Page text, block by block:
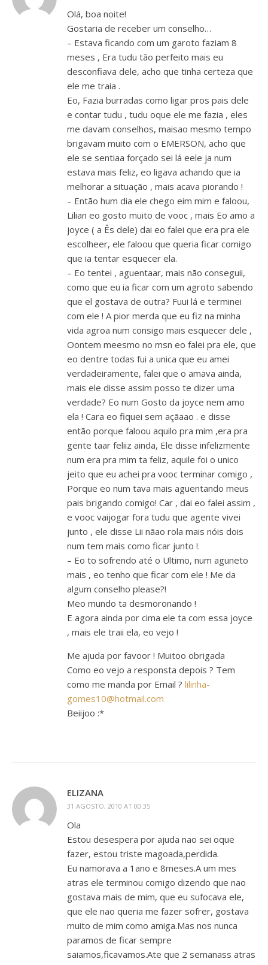
Olá, boa noite!
Gostaria de receber um conselho…
– Estava ficando com um garoto faziam 8
meses , Era tudu tão perfeito mais eu
desconfiava dele, acho que tinha certeza que
ele me traia .
Eo, Fazia burradas como ligar pros pais dele
e contar tudu , tudu oque ele me fazia , eles
me davam conselhos, maisao mesmo tempo
brigavam muito com o EMERSON, acho que
ele se sentiaa forçado sei lá eele ja num
estava mais feliz, eo ligava achando que ia
melhorar a situação , mais acava piorando !
– Então hum dia ele chego eim mim e faloou,
Lilian eo gosto muito de vooc , mais Eo amo a
joyce ( a Ês dele) dai eo falei que era pra ele
escolheer, ele faloou que queria ficar comigo
que ia tentar esquecer ela.
– Eo tentei , aguentaar, mais não conseguii,
como que eu ia ficar com um agroto sabendo
que el gostava de outra? Fuui lá e terminei
com ele ! A pior merda que eu fiz na minha
vida agroa num consigo mais esquecer dele ,
Oontem meesmo no msn eo falei pra ele, que
eo dentre todas fui a unica que eu amei
verdadeiramente, falei que o amava ainda,
mais ele disse assim posso te dizer uma
verdade? Eo num Gosto da joyce nem amo
ela ! Cara eo fiquei sem açãaao . e disse
então porque faloou aquilo pra mim ,era pra
gente taar feliiz ainda, Ele disse infelizmente
num era pra mim ta feliz, aquile foi o unico
jeito que eu achei pra vooc terminar comigo ,
Porque eo num tava mais aguentando meus
pais brigando comigo! Car , dai eo falei assim ,
e vooc vaijogar fora tudu que agente vivei
junto , ele disse Lii nãao rola mais nóis dois
num tem mais como ficar junto !.
– Eo to sofrendo até o Ultimo, num aguneto
mais , eo tenho que ficar com ele ! Me da
algum conselho please?!
Meo mundo ta desmoronando !
E agora ainda por cima ele ta com essa joyce
, mais ele traii ela, eo vejo !
Me ajuda por favoor ! Muitoo obrigada
Como eo vejo a responsta depois ? Tem
como me manda por Email ? lilinha-
gomes10@hotmail.com
Beiijoo :*
ELIZANA
31 AGOSTO, 2010 AT 00:35
Ola
Estou desespera por ajuda nao sei oque
fazer, estou triste magoada,perdida.
Eu namorava a 1ano e 8meses.A um mes
atras ele terminou comigo dizendo que nao
gostava mais de mim, que eu sufocava ele,
que ele nao queria me fazer sofrer, gostava
muito de mim como amiga.Mas nos nunca
paramos de ficar sempre
saiamos,ficavamos.Ate que 2 semanass atras